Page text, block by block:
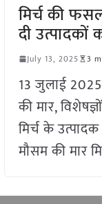
मिर्च की
दी
July 13, 2025 3
13 जुलाई
की मार,
मिर्च के
मौसम की मार